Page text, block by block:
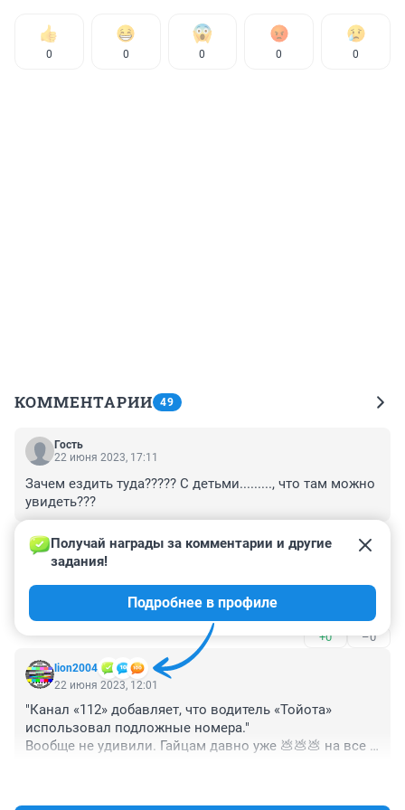
0 0 0 0 0
КОММЕНТАРИИ 49
Гость
22 июня 2023, 17:11
Зачем ездить туда????? С детьми........., что там можно
увидеть???
Гость
А мужчины есть?
+0 –0
lion2004
Получай награды за комментарии и другие
задания!
Подробнее в профиле
22 июня 2023, 12:01
"Канал «112» добавляет, что водитель «Тойота»
использовал подложные номера."
Вообще не удивили. Гайцам давно уже 💩💩💩 на все